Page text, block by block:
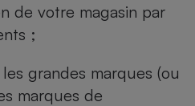
de votre magasin par
;
grandes marques (ou
marques de